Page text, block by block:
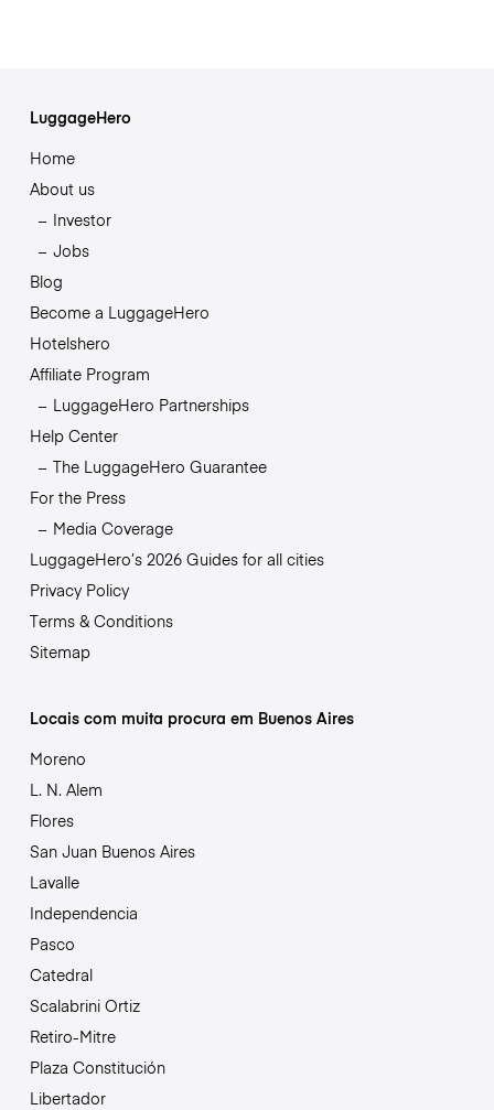
LuggageHero
Home
About us
Investor
Jobs
Blog
Become a LuggageHero
Hotelshero
Affiliate Program
LuggageHero Partnerships
Help Center
The LuggageHero Guarantee
For the Press
Media Coverage
LuggageHero’s 2026 Guides for all cities
Privacy Policy
Terms & Conditions
Sitemap
Locais com muita procura em Buenos Aires
Moreno
L. N. Alem
Flores
San Juan Buenos Aires
Lavalle
Independencia
Pasco
Catedral
Scalabrini Ortiz
Retiro-Mitre
Plaza Constitución
Libertador